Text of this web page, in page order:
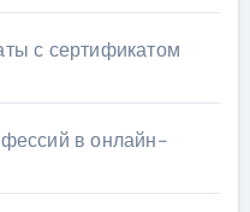
с сертификатом
в онлайн-